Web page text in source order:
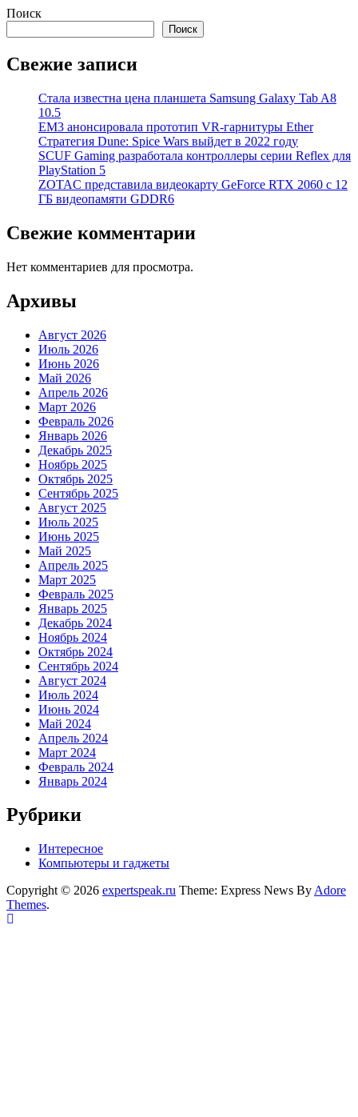
Поиск
Поиск
Свежие записи
Стала известна цена планшета Samsung Galaxy Tab A8
10.5
EM3 анонсировала прототип VR-гарнитуры Ether
Стратегия Dune: Spice Wars выйдет в 2022 году
SCUF Gaming разработала контроллеры серии Reflex для
PlayStation 5
ZOTAC представила видеокарту GeForce RTX 2060 с 12
ГБ видеопамяти GDDR6
Свежие комментарии
Нет комментариев для просмотра.
Архивы
Август 2026
Июль 2026
Июнь 2026
Май 2026
Апрель 2026
Март 2026
Февраль 2026
Январь 2026
Декабрь 2025
Ноябрь 2025
Октябрь 2025
Сентябрь 2025
Август 2025
Июль 2025
Июнь 2025
Май 2025
Апрель 2025
Март 2025
Февраль 2025
Январь 2025
Декабрь 2024
Ноябрь 2024
Октябрь 2024
Сентябрь 2024
Август 2024
Июль 2024
Июнь 2024
Май 2024
Апрель 2024
Март 2024
Февраль 2024
Январь 2024
Рубрики
Интересное
Компьютеры и гаджеты
Copyright © 2026 expertspeak.ru Theme: Express News By Adore
Themes.